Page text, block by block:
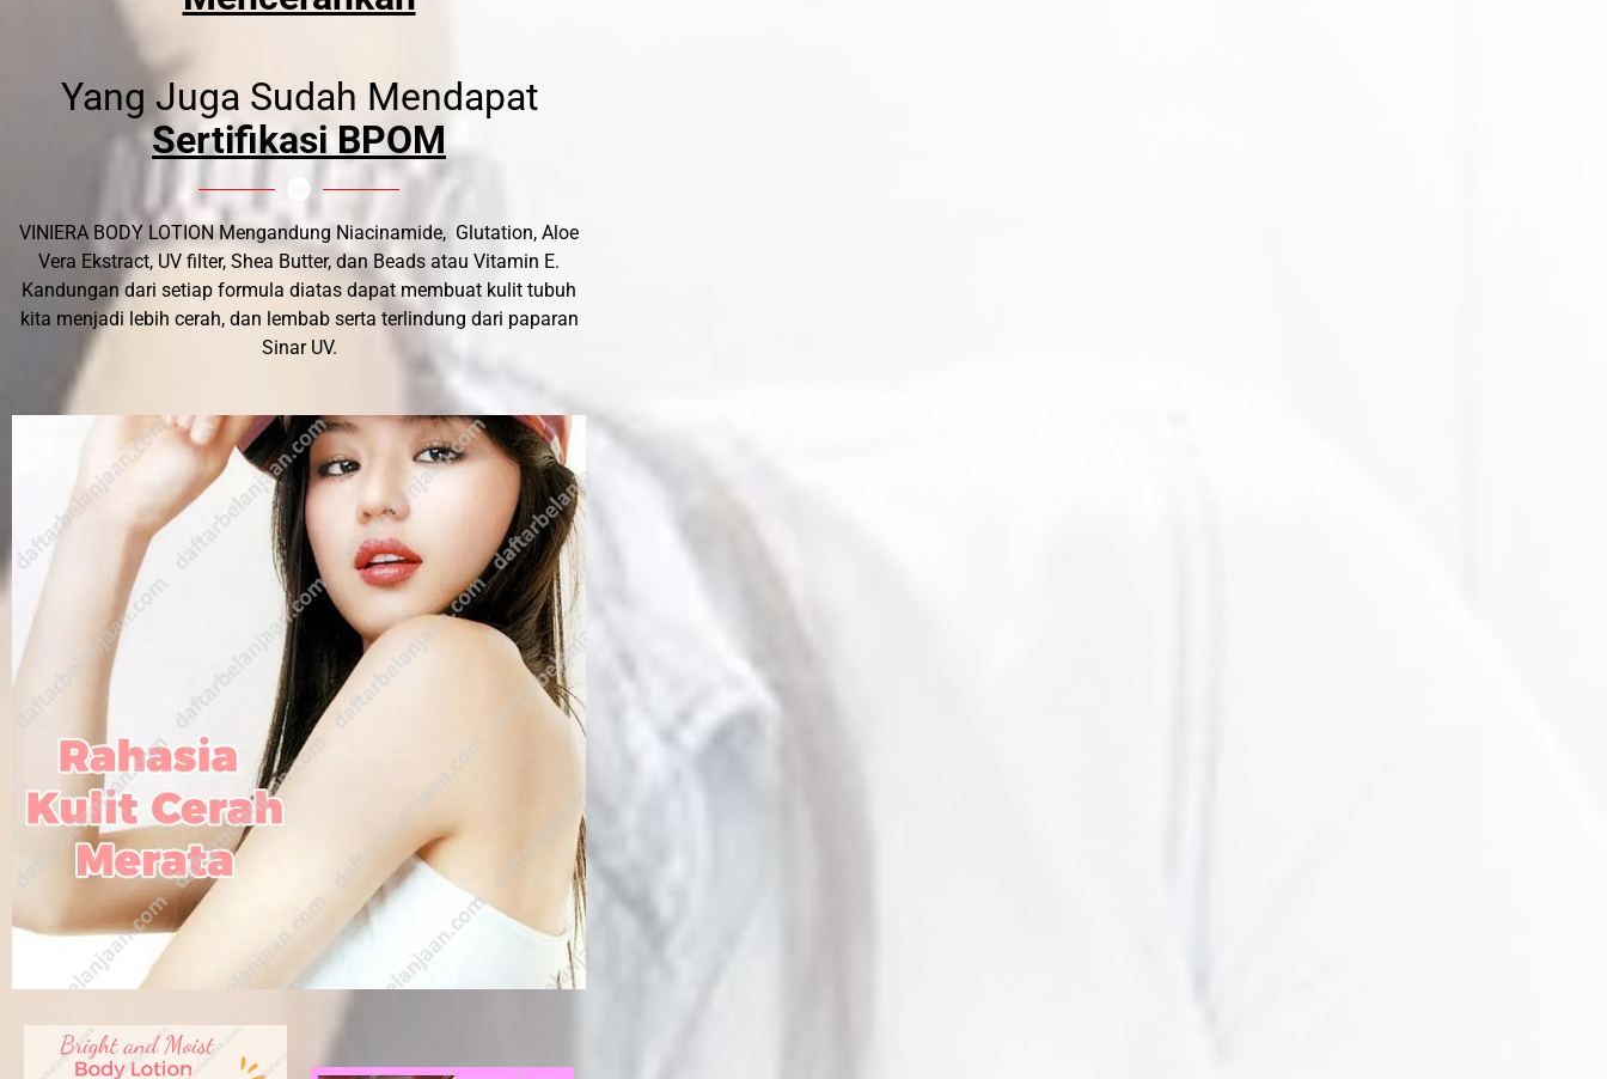
Yang Juga Sudah Mendapat
Sertifikasi BPOM
VINIERA BODY LOTION Mengandung Niacinamide, Glutation, Aloe
Vera Ekstract, UV filter, Shea Butter, dan Beads atau Vitamin E.
Kandungan dari setiap formula diatas dapat membuat kulit tubuh
kita menjadi lebih cerah, dan lembab serta terlindung dari paparan
Sinar UV.